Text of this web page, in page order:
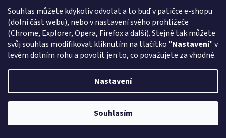
Souhlas můžete kdykoliv odvolat a to buď v patičce e-shopu
(dolní část webu), nebo v nastavení svého prohlížeče
(Chrome, Explorer, Opera, Firefox a další). Stejně tak můžete
svůj souhlas modifikovat kliknutím na tlačítko "Nastavení" v
levém dolním rohu a povolit jen to, co považujete za vhodné.
Nastavení
Souhlasím
je
5,0
z
5
hvězdiček.
Máte rádi legraci a hledáte - Sada na Čarodějnici - vyberte si v
rodinném e-shopu ptakoviny-cb.cz. Doručujeme po celé České
republice. Sada pro čarodějnici nebo čaroděje...